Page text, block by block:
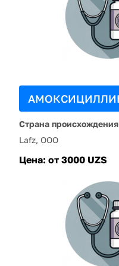
АМОКСИЦИЛЛИН
Страна
Lafz, ООО
Цена: от 3000 UZS